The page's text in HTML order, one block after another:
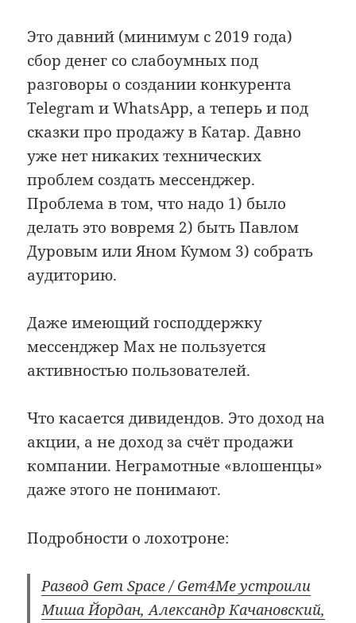
Это давний (минимум с 2019 года)
сбор денег со слабоумных под
разговоры о создании конкурента
Telegram и WhatsApp, а теперь и под
сказки про продажу в Катар. Давно
уже нет никаких технических
проблем создать мессенджер.
Проблема в том, что надо 1) было
делать это вовремя 2) быть Павлом
Дуровым или Яном Кумом 3) собрать
аудиторию.
Даже имеющий господдержку
мессенджер Max не пользуется
активностью пользователей.
Что касается дивидендов. Это доход на
акции, а не доход за счёт продажи
компании. Неграмотные «влошенцы»
даже этого не понимают.
Подробности о лохотроне:
Развод Gem Space / Gem4Me устроили
Миша Йордан, Александр Качановский,